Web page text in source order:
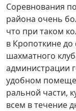
Соревнования
района очень
что при таком
в Кропоткине
шахматного
администрации
удобном
ральной части,
всем в течение